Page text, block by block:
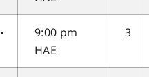
9:00 pm
HAE
3